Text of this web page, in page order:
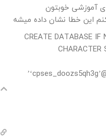
آموزشی خوبتون
این خطا نشان داده میشه
CREATE DATABASE IF